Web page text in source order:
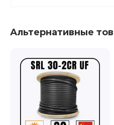
являются главной
талой воды, в
Альтернативные